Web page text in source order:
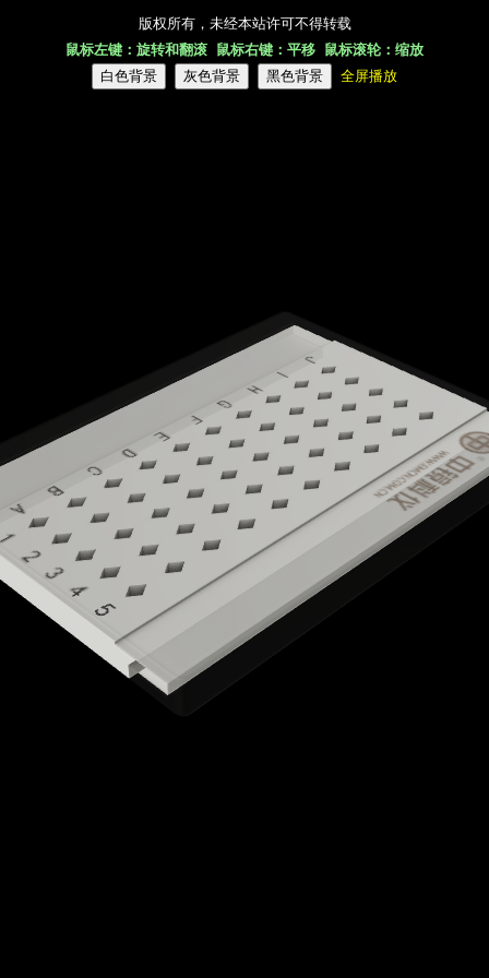
版权所有，未经本站许可不得转载
鼠标左键：旋转和翻滚 鼠标右键：平移 鼠标滚轮：缩放
全屏播放